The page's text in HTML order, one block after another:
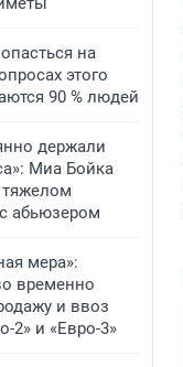
на
этого
90 % людей
держали
Миа Бойка
тяжелом
абьюзером
мера»:
временно
и ввоз
2» и «Евро-3»